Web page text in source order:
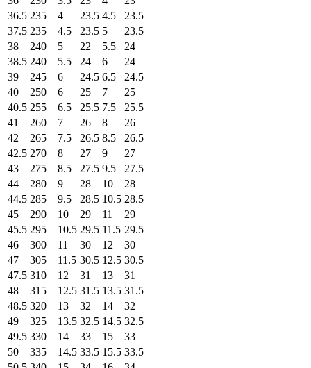
36.5 235 4 23.5 4.5
23.5
37.5 235 4.5 23.5 5
23.5
38
240 5 22 5.5
24
38.5 240 5.5 24 6
24
39
245 6 24.5 6.5
24.5
40
250 6 25 7
25
40.5 255 6.5 25.5 7.5
25.5
41
260 7 26 8
26
42
265 7.5 26.5 8.5
26.5
42.5 270 8 27 9
27
43
275 8.5 27.5 9.5
27.5
44
280 9 28 10
28
44.5 285 9.5 28.5 10.5 28.5
45
290 10 29 11
29
45.5 295 10.5 29.5 11.5 29.5
46
300 11 30 12
30
47
305 11.5 30.5 12.5 30.5
47.5 310 12 31 13
31
48
315 12.5 31.5 13.5 31.5
48.5 320 13 32 14
32
49
325 13.5 32.5 14.5 32.5
49.5 330 14 33 15
33
50
335 14.5 33.5 15.5 33.5